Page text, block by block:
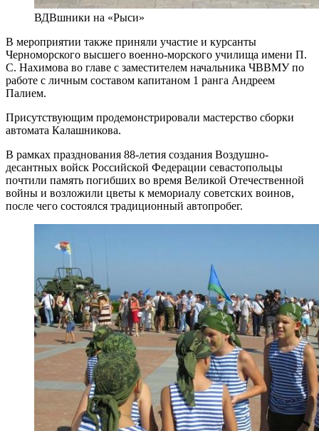
ВДВшники на «Рыси»
В мероприятии также приняли участие и курсанты
Черноморского высшего военно-морского училища имени П.
С. Нахимова во главе с заместителем начальника ЧВВМУ по
работе с личным составом капитаном 1 ранга Андреем
Палием.
Присутствующим продемонстрировали мастерство сборки
автомата Калашникова.
В рамках празднования 88-летия создания Воздушно-
десантных войск Российской Федерации севастопольцы
почтили память погибших во время Великой Отечественной
войны и возложили цветы к мемориалу советских воинов,
после чего состоялся традиционный автопробег.